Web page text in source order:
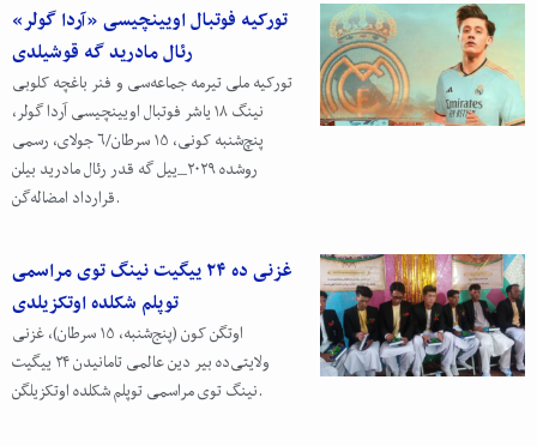
تورکیه فوتبال اویینچیسی «آردا گولر»
رئال مادرید گه قوشیلدی
تورکیه ملی تیرمه جماعه‌سی و فنر باغچه کلوبی
نینگ ۱۸ یاشر فوتبال اویینچیسی آردا گولر،
پنچ‌شنبه کونی، ۱۵ سرطان/۶ جولای، رسمی
روشده ۲۰۲۹_ییل گه قدر رئال مادرید بیلن
قرارداد امضاله‌گن.
غزنی ده ۲۴ ییگیت نینگ توی مراسمی
توپلم شکلده اوتکزیلدی
اوتگن کون (پنج‌شنبه، ۱۵ سرطان)، غزنی
ولایتی‌ده بیر دین عالمی تامانیدن ۲۴ ییگیت
نینگ توی مراسمی توپلم شکلده اوتکزیلگن.